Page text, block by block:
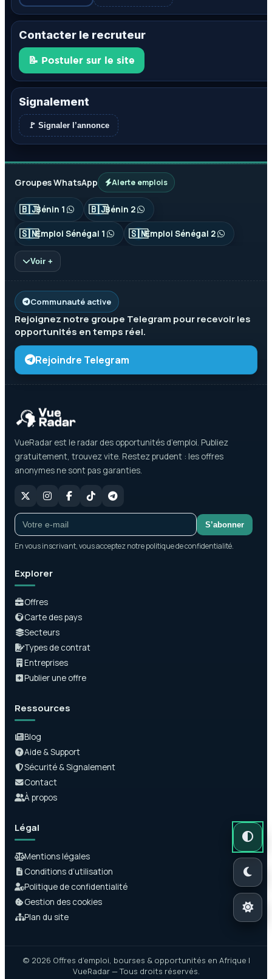
Contacter le recruteur
📝 Postuler sur le site
Signalement
🚩 Signaler l’annonce
Groupes WhatsApp Alerte emplois
🇧🇯Bénin 1 🇧🇯Bénin 2
🇸🇳Emploi Sénégal 1 🇸🇳Emploi Sénégal 2
Voir +
Communauté active
Rejoignez notre groupe Telegram pour recevoir les
opportunités en temps réel.
Rejoindre Telegram
VueRadar est le radar des opportunités d’emploi. Publiez
gratuitement, trouvez vite. Restez prudent : les offres
anonymes ne sont pas garanties.
S’abonner
En vous inscrivant, vous acceptez notre politique de confidentialité.
Explorer
Offres
Carte des pays
Secteurs
Types de contrat
Entreprises
Publier une offre
Ressources
Blog
Aide & Support
Sécurité & Signalement
Contact
À propos
Légal
Mentions légales
Conditions d’utilisation
Politique de confidentialité
Gestion des cookies
Plan du site
© 2026 Offres d’emploi, bourses & opportunités en Afrique |
VueRadar — Tous droits réservés.
Mode
Mode
Mode clair